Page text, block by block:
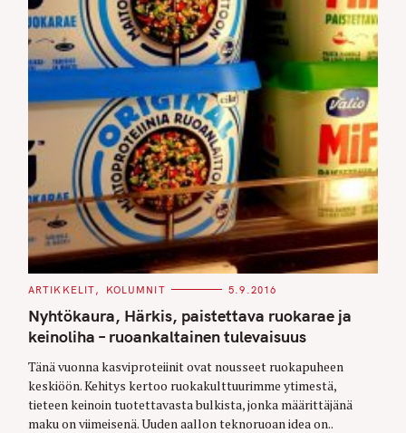
C
T
E
G
O
I
E
S
ARTIKKELIT KOLUMNIT 5.9.2016
Nyhtökaura, Härkis, paistettava ruokarae ja
keinoliha – ruoankaltainen tulevaisuus
Tänä vuonna kasviproteiinit ovat nousseet ruokapuheen
keskiöön. Kehitys kertoo ruokakulttuurimme ytimestä,
tieteen keinoin tuotettavasta bulkista, jonka määrittäjänä
maku on viimeisenä. Uuden aallon teknoruoan idea on..